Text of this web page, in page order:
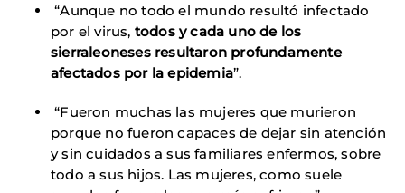
“Aunque no todo el mundo resultó infectado
por el virus, todos y cada uno de los
sierraleoneses resultaron profundamente
afectados por la epidemia”.
“Fueron muchas las mujeres que murieron
porque no fueron capaces de dejar sin atención
y sin cuidados a sus familiares enfermos, sobre
todo a sus hijos. Las mujeres, como suele